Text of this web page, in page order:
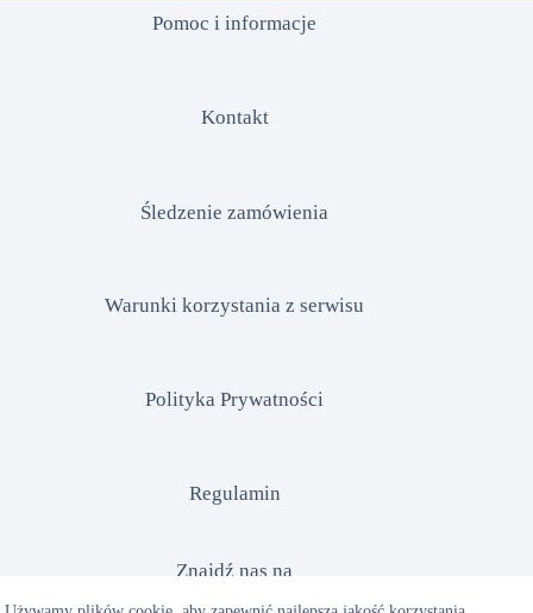
Pomoc i informacje
Kontakt
Śledzenie zamówienia
Warunki korzystania z serwisu
Polityka Prywatności
Regulamin
Znajdź nas na